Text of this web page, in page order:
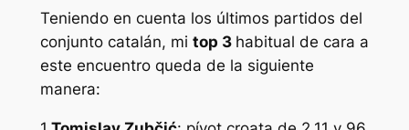
Teniendo en cuenta los últimos partidos del
conjunto catalán, mi top 3 habitual de cara a
este encuentro queda de la siguiente
manera: